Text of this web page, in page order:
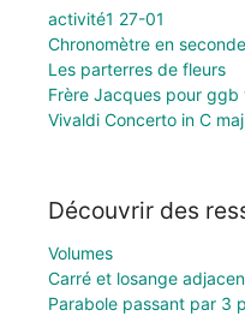
activité1 27-01
Chronomètre en
Les parterres de fleurs
Frère Jacques pour
Vivaldi Concerto in C
Découvrir des
Volumes
Carré et losange
Parabole passant par 3